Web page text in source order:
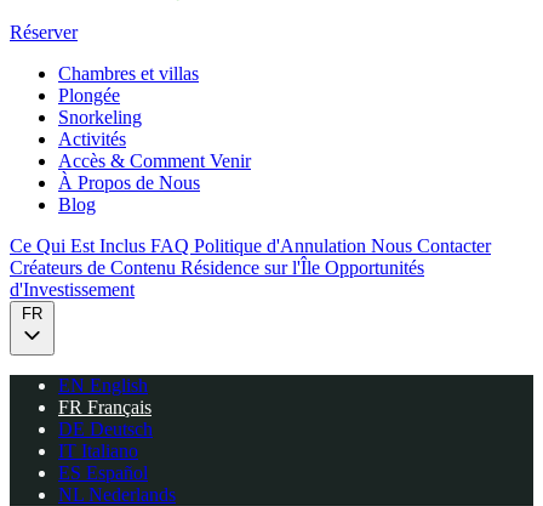
Réserver
Chambres et villas
Plongée
Snorkeling
Activités
Accès & Comment Venir
À Propos de Nous
Blog
Ce Qui Est Inclus FAQ Politique d'Annulation Nous Contacter
Créateurs de Contenu Résidence sur l'Île Opportunités
d'Investissement
FR
EN English
FR Français
DE Deutsch
IT Italiano
ES Español
NL Nederlands